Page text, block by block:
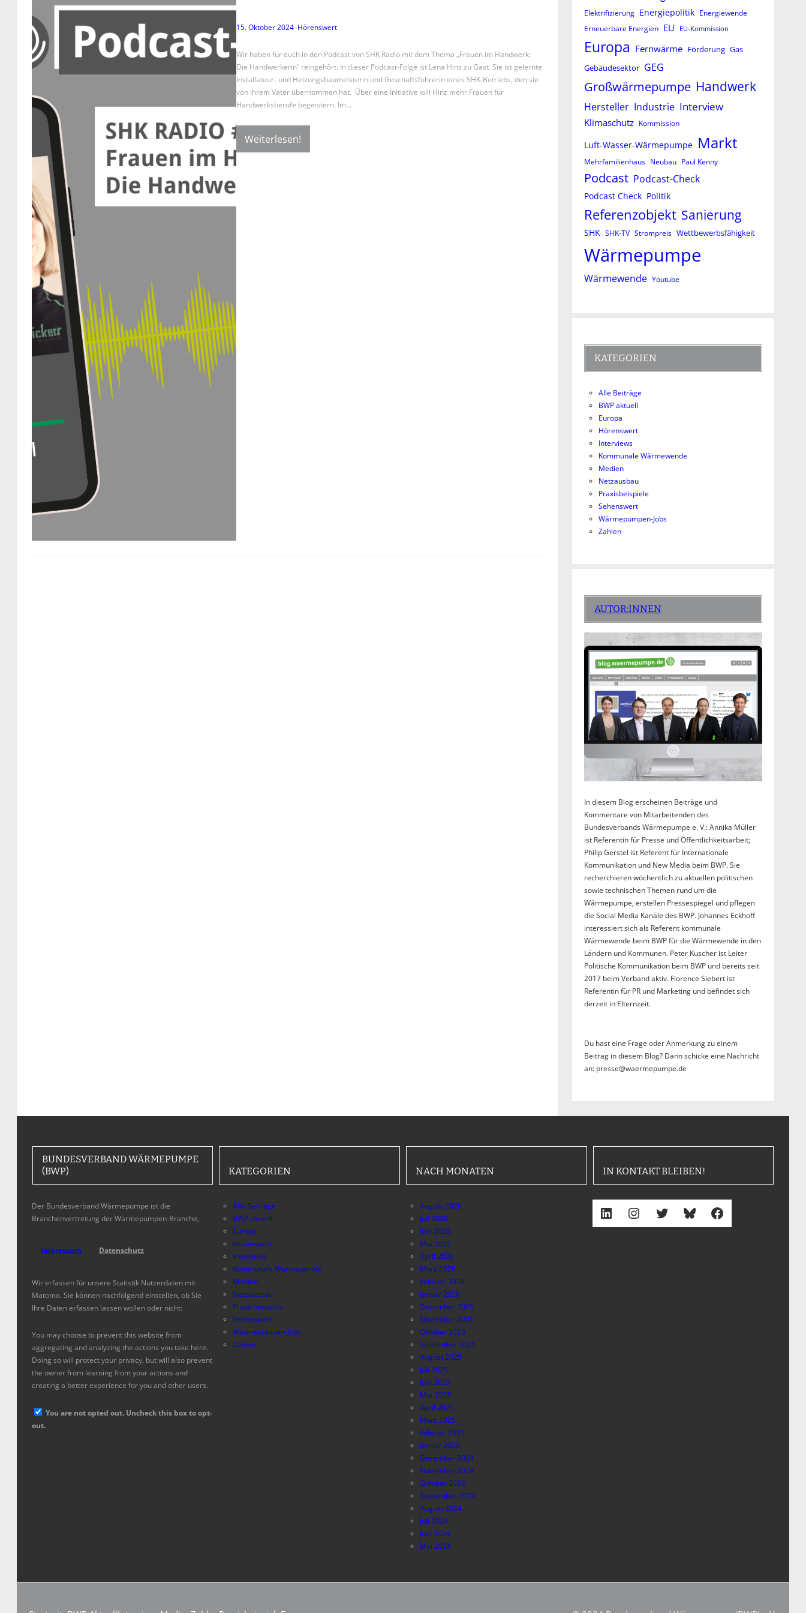
15. Oktober 2024–Hörenswert
Wir haben für euch in den Podcast von SHK Radio mit dem Thema „Frauen im Handwerk:
Die Handwerkerin“ reingehört. In dieser Podcast-Folge ist Lena Hinz zu Gast. Sie ist gelernte
Installateur- und Heizungsbaumeisterin und Geschäftsführerin eines SHK-Betriebs, den sie
von ihrem Vater übernommen hat. Über eine Initiative will Hinz mehr Frauen für
Handwerksberufe begeistern. Im…
Weiterlesen!
Elektrifizierung Energiepolitik Energiewende
Erneuerbare Energien EU EU-Kommission
Europa Fernwärme Förderung Gas
Gebäudesektor GEG
Großwärmepumpe Handwerk
Hersteller Industrie Interview
Klimaschutz Kommission
Luft-Wasser-Wärmepumpe Markt
Mehrfamilienhaus Neubau Paul Kenny
Podcast Podcast-Check
Podcast Check Politik
Referenzobjekt Sanierung
SHK SHK-TV Strompreis Wettbewerbsfähigkeit
Wärmepumpe
Wärmewende Youtube
KATEGORIEN
Alle Beiträge
BWP aktuell
Europa
Hörenswert
Interviews
Kommunale Wärmewende
Medien
Netzausbau
Praxisbeispiele
Sehenswert
Wärmepumpen-Jobs
Zahlen
AUTOR:INNEN
In diesem Blog erscheinen Beiträge und
Kommentare von Mitarbeitenden des
Bundesverbands Wärmepumpe e. V.: Annika Müller
ist Referentin für Presse und Öffentlichkeitsarbeit;
Philip Gerstel ist Referent für Internationale
Kommunikation und New Media beim BWP. Sie
recherchieren wöchentlich zu aktuellen politischen
sowie technischen Themen rund um die
Wärmepumpe, erstellen Pressespiegel und pflegen
die Social Media Kanäle des BWP. Johannes Eckhoff
interessiert sich als Referent kommunale
Wärmewende beim BWP für die Wärmewende in den
Ländern und Kommunen. Peter Kuscher ist Leiter
Politische Kommunikation beim BWP und bereits seit
2017 beim Verband aktiv. Florence Siebert ist
Referentin für PR und Marketing und befindet sich
derzeit in Elternzeit.
Du hast eine Frage oder Anmerkung zu einem
Beitrag in diesem Blog? Dann schicke eine Nachricht
an: presse@waermepumpe.de
BUNDESVERBAND WÄRMEPUMPE
(BWP)
Der Bundesverband Wärmepumpe ist die
Branchenvertretung der Wärmepumpen-Branche,
Impressum Datenschutz
Wir erfassen für unsere Statistik Nutzerdaten mit
Matomo. Sie können nachfolgend einstellen, ob Sie
Ihre Daten erfassen lassen wollen oder nicht:
You may choose to prevent this website from
aggregating and analyzing the actions you take here.
Doing so will protect your privacy, but will also prevent
the owner from learning from your actions and
creating a better experience for you and other users.
You are not opted out. Uncheck this box to opt-
out.
KATEGORIEN
Alle Beiträge
BWP aktuell
Europa
Hörenswert
Interviews
Kommunale Wärmewende
Medien
Netzausbau
Praxisbeispiele
Sehenswert
Wärmepumpen-Jobs
Zahlen
NACH MONATEN
August 2026
Juli 2026
Juni 2026
Mai 2026
April 2026
März 2026
Februar 2026
Januar 2026
Dezember 2025
November 2025
Oktober 2025
September 2025
August 2025
Juli 2025
Juni 2025
Mai 2025
April 2025
März 2025
Februar 2025
Januar 2025
Dezember 2024
November 2024
Oktober 2024
September 2024
August 2024
Juli 2024
Juni 2024
Mai 2024
IN KONTAKT BLEIBEN!
LinkedIn Instagram Twitter Bluesky Facebook